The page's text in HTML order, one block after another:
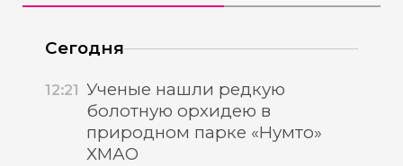
Сегодня
12:21 Ученые нашли редкую
болотную орхидею в
природном парке «Нумто»
ХМАО